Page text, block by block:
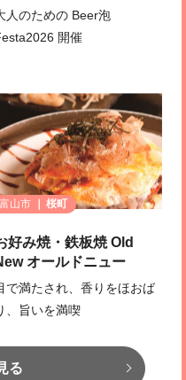
人のための Beer泡
開催
富山市 桜町
好み焼・鉄板焼 Old
オールドニュー
で満たされ、香りをほおば
、旨いを満喫
る